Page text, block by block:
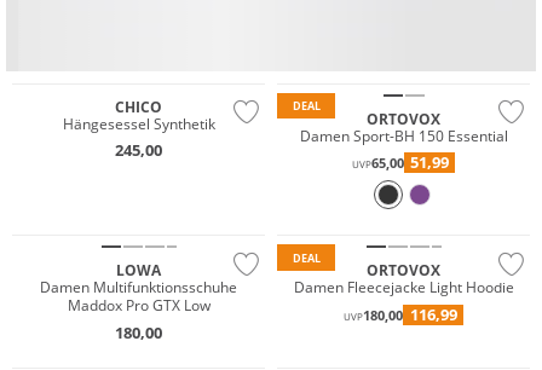
CHICO
Hängesessel Synthetik
245,00
DEAL
ORTOVOX
Damen Sport-BH 150 Essential
UVP65,00 51,99
LOWA
Damen Multifunktionsschuhe
Maddox Pro GTX Low
180,00
DEAL
ORTOVOX
Damen Fleecejacke Light Hoodie
UVP180,00 116,99
Wasserfest
GORE-TEX
Wasserfest
GORE-TEX